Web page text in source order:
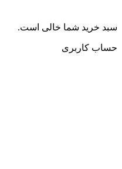
سبد خرید شما خالی است.
حساب کاربری